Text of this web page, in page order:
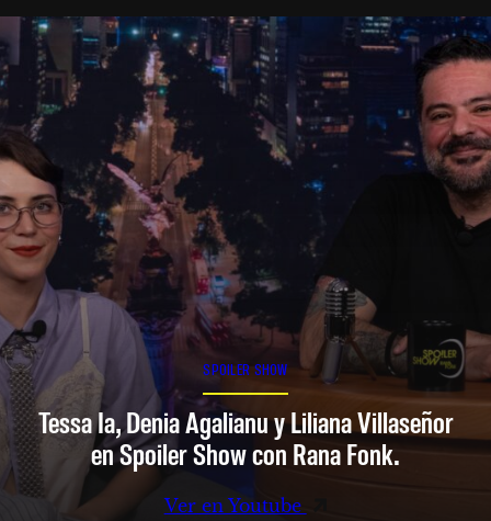
SPOILER SHOW
Tessa Ia, Denia Agalianu y Liliana Villaseñor
en Spoiler Show con Rana Fonk.
Ver en Youtube